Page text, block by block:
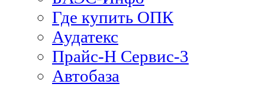
Где купить ОПК
Аудатекс
Прайс-Н Сервис-3
Автобаза